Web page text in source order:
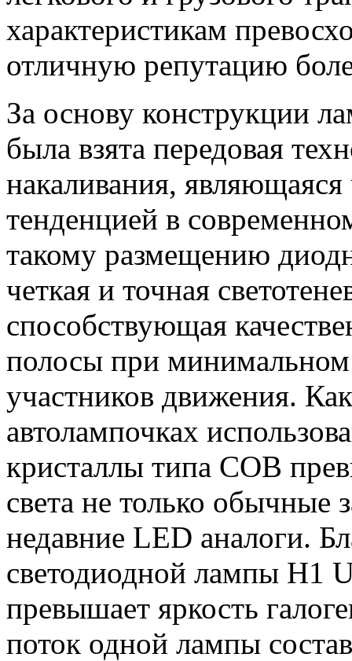
характеристикам
отличную репутацию
За основу конструкции
была взята передовая
накаливания,
тенденцией в
такому размещению
четкая и точная
способствующая
полосы при
участников движения.
автолампочках
кристаллы типа COB
света не только обычные
недавние LED аналоги.
светодиодной лампы H1
превышает яркость
поток одной лампы